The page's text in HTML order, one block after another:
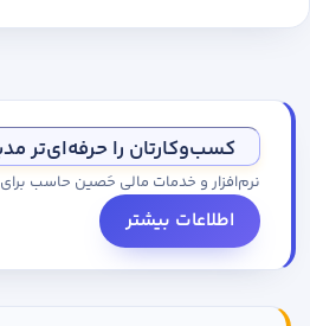
کسب‌وکارتان را حرفه‌ای‌تر
نرم‌افزار و خدمات مالی حَصین حاسب
اطلاعات بیشتر